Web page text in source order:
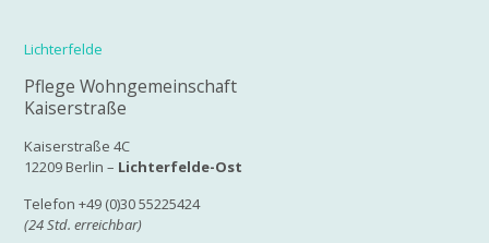
Lichterfelde
Pflege Wohngemeinschaft
Kaiserstraße
Kaiserstraße 4C
12209 Berlin – Lichterfelde-Ost
Telefon +49 (0)30 55225424
(24 Std. erreichbar)